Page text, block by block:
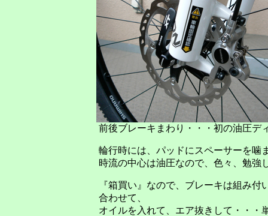
前後ブレーキまわり・・・初の油圧デ
輪行時には、パッドにスペーサーを噛
時流の中心は油圧なので、色々、勉強
『箱買い』なので、ブレーキは組み
合わせて、
オイルを入れて、エア抜きして・・・